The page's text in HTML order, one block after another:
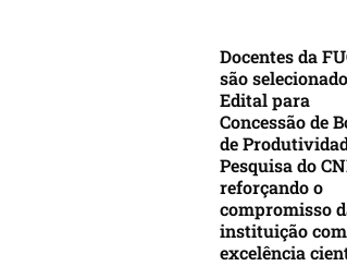
Docentes da
são
Edital para
Concessão de
de
Pesquisa do
reforçando o
compromisso
instituição
excelência